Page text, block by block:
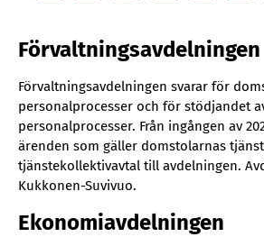
Förvaltningsavdelningen
Förvaltningsavdelningen svarar för
personalprocesser och för stödjandet
personalprocesser. Från ingången av
ärenden som gäller domstolarnas
tjänstekollektivavtal till avdelningen.
Kukkonen-Suvivuo.
Ekonomiavdelningen